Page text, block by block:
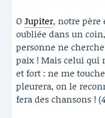
O Jupiter, notre père
oubliée dans un
personne ne
paix ! Mais celui qui
et fort : ne me
pleurera, on le
fera des chansons !